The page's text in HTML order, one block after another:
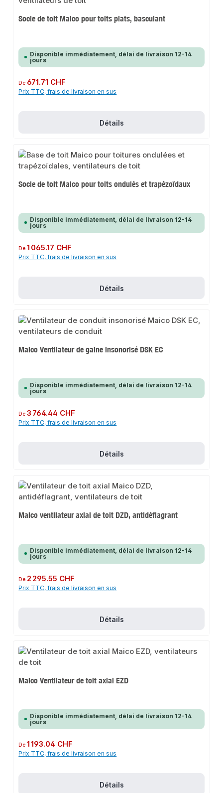
Socle de toit Maico pour toits plats, basculant
Disponible immédiatement, délai de livraison 12-14
jours
Prix régulier :
De 671.71 CHF
Prix TTC, frais de livraison en sus
Détails
Socle de toit Maico pour toits ondulés et trapézoïdaux
Disponible immédiatement, délai de livraison 12-14
jours
Prix régulier :
De1 065.17 CHF
Prix TTC, frais de livraison en sus
Détails
Maico Ventilateur de gaine insonorisé DSK EC
Disponible immédiatement, délai de livraison 12-14
jours
Prix régulier :
De3 764.44 CHF
Prix TTC, frais de livraison en sus
Détails
Maico ventilateur axial de toit DZD, antidéflagrant
Disponible immédiatement, délai de livraison 12-14
jours
Prix régulier :
De 2 295.55 CHF
Prix TTC, frais de livraison en sus
Détails
Maico Ventilateur de toit axial EZD
Disponible immédiatement, délai de livraison 12-14
jours
Prix régulier :
De1 193.04 CHF
Prix TTC, frais de livraison en sus
Détails